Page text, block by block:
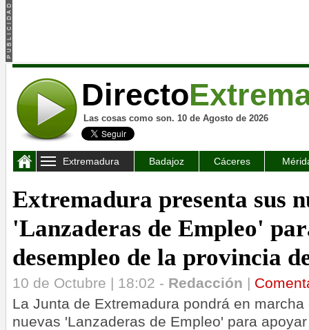
Directo
Las cosas como son. 10 de Agosto de 2026
Extremadura Badajoz Cáceres
Extremadura presenta sus
'Lanzaderas de Empleo'
desempleo de la provincia
10 de Octubre | 18:02 - Redacción |
La Junta de Extremadura pondrá en
nuevas 'Lanzaderas de Empleo' para